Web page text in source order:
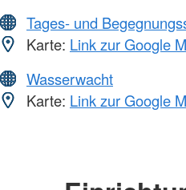
Tages- und
Karte: Link zur Google
Wasserwacht
Karte: Link zur Google